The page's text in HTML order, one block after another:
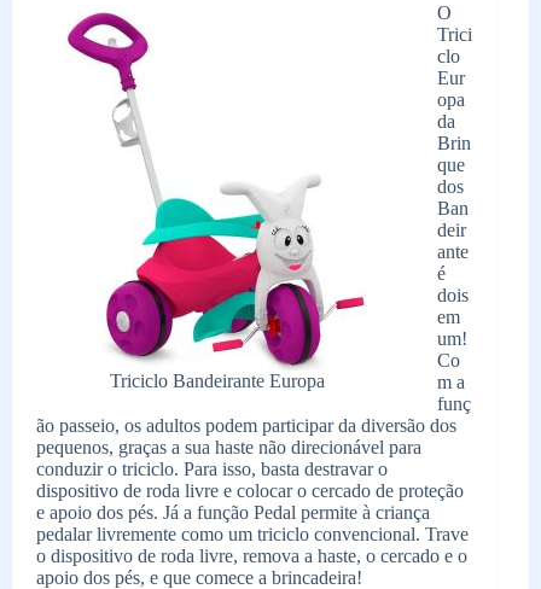
Triciclo Bandeirante Europa
O
Trici
clo
Eur
opa
da
Brin
que
dos
Ban
deir
ante
é
dois
em
um!
Co
m a
funç
ão passeio, os adultos podem participar da diversão dos
pequenos, graças a sua haste não direcionável para
conduzir o triciclo. Para isso, basta destravar o
dispositivo de roda livre e colocar o cercado de proteção
e apoio dos pés. Já a função Pedal permite à criança
pedalar livremente como um triciclo convencional. Trave
o dispositivo de roda livre, remova a haste, o cercado e o
apoio dos pés, e que comece a brincadeira!